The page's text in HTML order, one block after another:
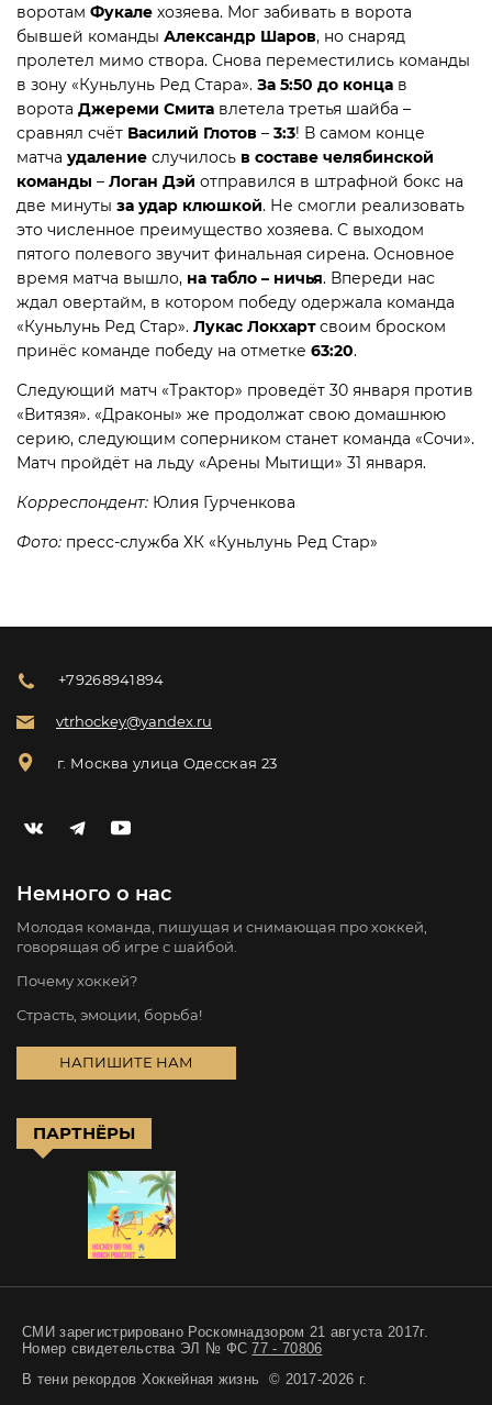
воротам Фукале хозяева. Мог забивать в ворота
бывшей команды Александр Шаров, но снаряд
пролетел мимо створа. Снова переместились команды
в зону «Куньлунь Ред Стара». За 5:50 до конца в
ворота Джереми Смита влетела третья шайба –
сравнял счёт Василий Глотов – 3:3! В самом конце
матча удаление случилось в составе челябинской
команды – Логан Дэй отправился в штрафной бокс на
две минуты за удар клюшкой. Не смогли реализовать
это численное преимущество хозяева. С выходом
пятого полевого звучит финальная сирена. Основное
время матча вышло, на табло – ничья. Впереди нас
ждал овертайм, в котором победу одержала команда
«Куньлунь Ред Стар». Лукас Локхартсвоим броском
принёс команде победу на отметке 63:20.
Следующий матч «Трактор» проведёт 30 января против
«Витязя». «Драконы» же продолжат свою домашнюю
серию, следующим соперником станет команда «Сочи».
Матч пройдёт на льду «Арены Мытищи» 31 января.
Корреспондент: Юлия Гурченкова
Фото: пресс-служба ХК «Куньлунь Ред Стар»
+79268941894
vtrhockey@yandex.ru
г. Москва улица Одесская 23
Немного о нас
Молодая команда, пишущая и снимающая про хоккей,
говорящая об игре с шайбой.
Почему хоккей?
Страсть, эмоции, борьба!
НАПИШИТЕ НАМ
ПАРТНЁРЫ
СМИ зарегистрировано Роскомнадзором 21 августа 2017г.
Номер свидетельства ЭЛ № ФС77 - 70806
В тени рекордов Хоккейная жизнь © 2017-2026 г.